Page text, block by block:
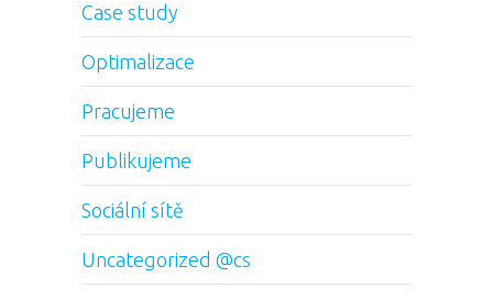
Case study
Optimalizace
Pracujeme
Publikujeme
Sociální sítě
Uncategorized @cs